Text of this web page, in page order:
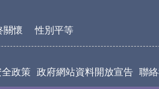
關懷 性別平等
全政策 政府網站資料開放宣告 聯